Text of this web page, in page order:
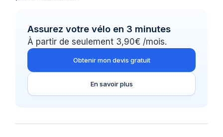
Assurez votre vélo en 3 minutes
À partir de seulement 3,90€ /mois.
Obtenir mon devis gratuit
En savoir plus